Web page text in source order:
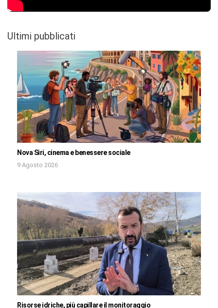
Ultimi pubblicati
Nova Siri, cinema e benessere sociale
9 Agosto 2026
Risorse idriche, più capillare il monitoraggio